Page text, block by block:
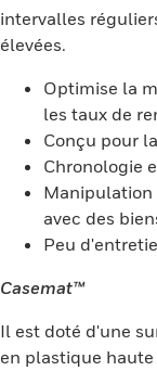
intervalles
élevées.
Optimise la
les taux de
Conçu pour
Chronologie
avec des
Peu
Casemat™
Il est doté d'une
en plastique